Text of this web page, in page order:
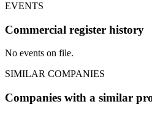
EVENTS
Commercial register history
No events on file.
SIMILAR COMPANIES
Companies with a similar